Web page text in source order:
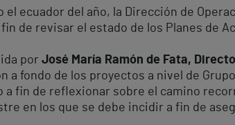
el ecuador del año, la Dirección de
fin de revisar el estado de los Planes de
por José María Ramón de Fata,
a fondo de los proyectos a nivel de
a fin de reflexionar sobre el camino
en los que se debe incidir a fin de